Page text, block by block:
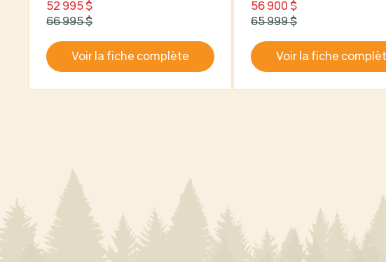
66 995 $
52 995 $
Voir la fiche complète
65 999 $
56 900 $
Voir la fiche